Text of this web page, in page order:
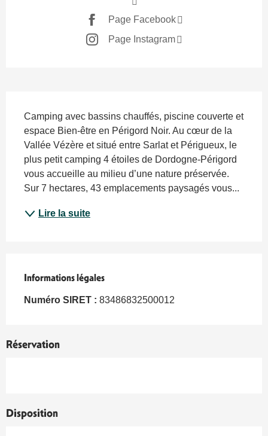
Page Facebook
Page Instagram
Camping avec bassins chauffés, piscine couverte et
espace Bien-être en Périgord Noir. Au cœur de la
Vallée Vézère et situé entre Sarlat et Périgueux, le
plus petit camping 4 étoiles de Dordogne-Périgord
vous accueille au milieu d’une nature préservée.
Sur 7 hectares, 43 emplacements paysagés vous...
Lire la suite
Informations légales
Informations légales
Numéro SIRET : 83486832500012
Réservation
Disposition